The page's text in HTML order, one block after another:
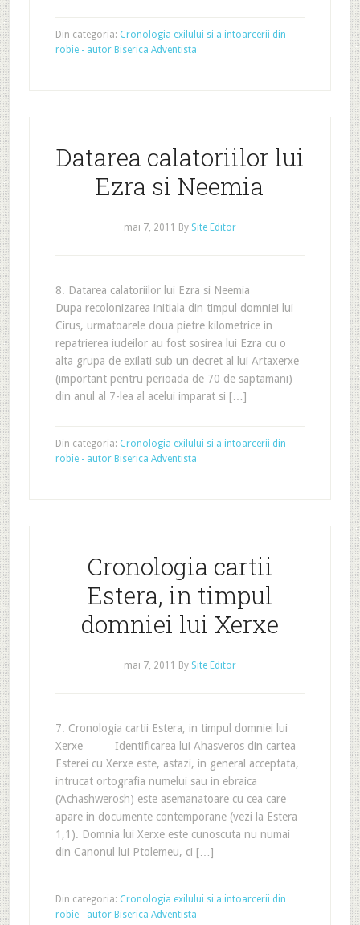
Din categoria: Cronologia exilului si a intoarcerii din
robie - autor Biserica Adventista
Datarea calatoriilor lui
Ezra si Neemia
mai 7, 2011 By Site Editor
8. Datarea calatoriilor lui Ezra si Neemia
Dupa recolonizarea initiala din timpul domniei lui
Cirus, urmatoarele doua pietre kilometrice in
repatrierea iudeilor au fost sosirea lui Ezra cu o
alta grupa de exilati sub un decret al lui Artaxerxe
(important pentru perioada de 70 de saptamani)
din anul al 7-lea al acelui imparat si […]
Din categoria: Cronologia exilului si a intoarcerii din
robie - autor Biserica Adventista
Cronologia cartii
Estera, in timpul
domniei lui Xerxe
mai 7, 2011 By Site Editor
7. Cronologia cartii Estera, in timpul domniei lui
Xerxe Identificarea lui Ahasveros din cartea
Esterei cu Xerxe este, astazi, in general acceptata,
intrucat ortografia numelui sau in ebraica
(‘Achashwerosh) este asemanatoare cu cea care
apare in documente contemporane (vezi la Estera
1,1). Domnia lui Xerxe este cunoscuta nu numai
din Canonul lui Ptolemeu, ci […]
Din categoria: Cronologia exilului si a intoarcerii din
robie - autor Biserica Adventista